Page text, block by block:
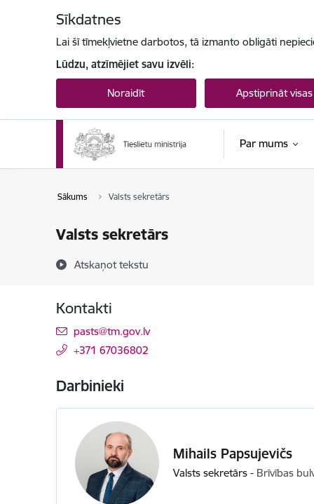
Sīkdatnes
Lai šī tīmekļvietne darbotos, tā izmanto obligāti
Lūdzu, atzīmējiet savu izvēli:
Noraidīt Apstiprināt visas
Par mums
Sākums Valsts sekretārs
Valsts sekretārs
Atskaņot tekstu
Kontakti
E-pasts:
pasts@tm.gov.lv
+371 67036802
Darbinieki
Mihails Papsujevičs
Valsts sekretārs - Brīvības